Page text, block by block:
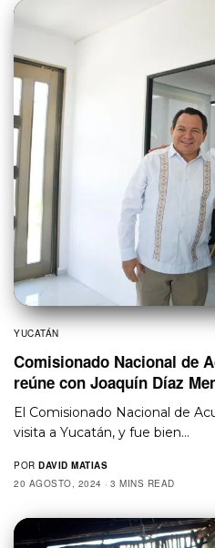
YUCATÁN
Comisionado Nacional de
reúne con Joaquín Díaz
El Comisionado Nacional de
visita a Yucatán, y fue bien…
POR DAVID MATIAS
20 AGOSTO, 2024
3 MINS READ